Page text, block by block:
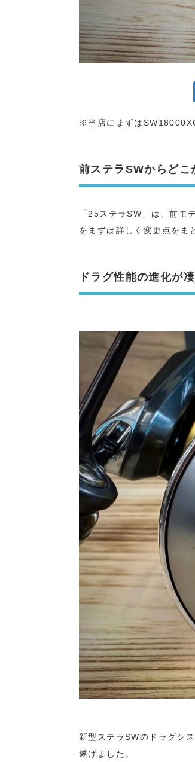
※当店にまずは
前ステラSWからどこ
「25ステラSW」は、前モ
をまずは詳しく変更点をま
ドラグ性能の進化が凄
新型ステラSWのドラグシス
遂げました。